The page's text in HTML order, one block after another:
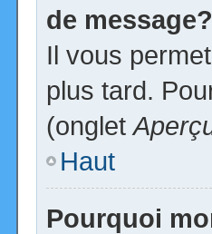
de message?
Il vous
plus tard.
(onglet
Haut
Pourquoi